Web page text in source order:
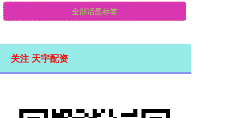
全部话题标签
关注 天宇配资